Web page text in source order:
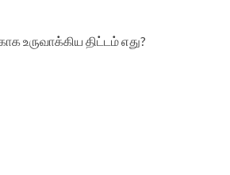
உருவாக்கிய திட்டம் எது?